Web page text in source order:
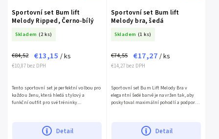
Sportovní set Bum lift
Melody Ripped, Černo-bílý
Skladem (2 ks)
€10,87 bez DPH
€84,52 €13,15 / ks
Detail
Tento sportovní set je perfektní volbou pro
každou ženu, která hledá stylový a
funkční outfit pro své tréninky....
Sportovní set Bum lift
Melody bra, šedá
Skladem (1 ks)
€14,27 bez DPH
€74,55 €17,27 / ks
Detail
Sportovní set Bum Lift Melody Bra v
elegantní šedé barvě je navržen tak, aby
poskytoval maximální pohodlí a podporu